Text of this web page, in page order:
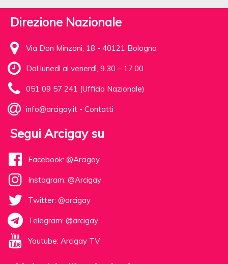
Direzione Nazionale
Via Don Minzoni, 18 - 40121 Bologna
Dal lunedì al venerdì, 9.30 – 17.00
051 09 57 241 (Ufficio Nazionale)
info@arcigay.it - Contatti
Segui Arcigay su
Facebook: @Arcigay
Instagram: @Arcigay
Twitter: @arcigay
Telegram: @arcigay
Youtube: Arcigay TV